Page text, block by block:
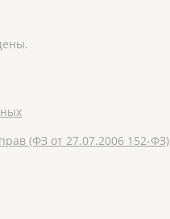
(ФЗ от 27.07.2006 152-ФЗ)